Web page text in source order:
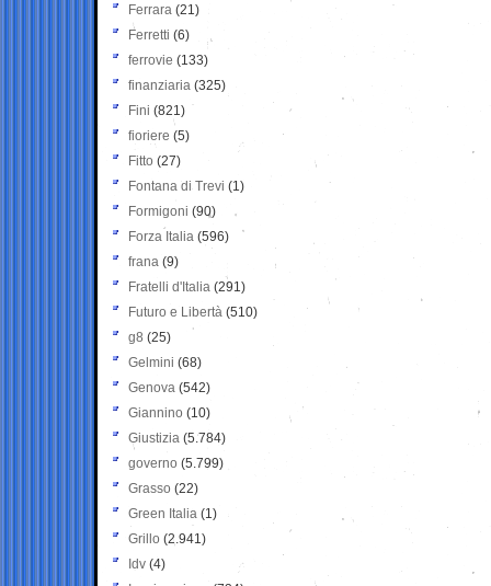
Ferrara (21)
Ferretti (6)
ferrovie (133)
finanziaria (325)
Fini (821)
fioriere (5)
Fitto (27)
Fontana di Trevi (1)
Formigoni (90)
Forza Italia (596)
frana (9)
Fratelli d'Italia (291)
Futuro e Libertà (510)
g8 (25)
Gelmini (68)
Genova (542)
Giannino (10)
Giustizia (5.784)
governo (5.799)
Grasso (22)
Green Italia (1)
Grillo (2.941)
Idv (4)